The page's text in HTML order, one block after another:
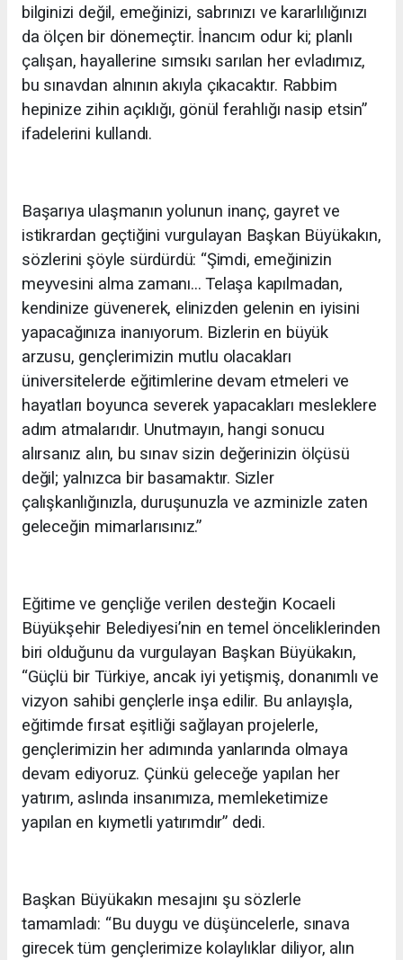
bilginizi değil, emeğinizi, sabrınızı ve kararlılığınızı
da ölçen bir dönemeçtir. İnancım odur ki; planlı
çalışan, hayallerine sımsıkı sarılan her evladımız,
bu sınavdan alnının akıyla çıkacaktır. Rabbim
hepinize zihin açıklığı, gönül ferahlığı nasip etsin”
ifadelerini kullandı.
Başarıya ulaşmanın yolunun inanç, gayret ve
istikrardan geçtiğini vurgulayan Başkan Büyükakın,
sözlerini şöyle sürdürdü: “Şimdi, emeğinizin
meyvesini alma zamanı... Telaşa kapılmadan,
kendinize güvenerek, elinizden gelenin en iyisini
yapacağınıza inanıyorum. Bizlerin en büyük
arzusu, gençlerimizin mutlu olacakları
üniversitelerde eğitimlerine devam etmeleri ve
hayatları boyunca severek yapacakları mesleklere
adım atmalarıdır. Unutmayın, hangi sonucu
alırsanız alın, bu sınav sizin değerinizin ölçüsü
değil; yalnızca bir basamaktır. Sizler
çalışkanlığınızla, duruşunuzla ve azminizle zaten
geleceğin mimarlarısınız.”
Eğitime ve gençliğe verilen desteğin Kocaeli
Büyükşehir Belediyesi’nin en temel önceliklerinden
biri olduğunu da vurgulayan Başkan Büyükakın,
“Güçlü bir Türkiye, ancak iyi yetişmiş, donanımlı ve
vizyon sahibi gençlerle inşa edilir. Bu anlayışla,
eğitimde fırsat eşitliği sağlayan projelerle,
gençlerimizin her adımında yanlarında olmaya
devam ediyoruz. Çünkü geleceğe yapılan her
yatırım, aslında insanımıza, memleketimize
yapılan en kıymetli yatırımdır” dedi.
Başkan Büyükakın mesajını şu sözlerle
tamamladı: “Bu duygu ve düşüncelerle, sınava
girecek tüm gençlerimize kolaylıklar diliyor, alın